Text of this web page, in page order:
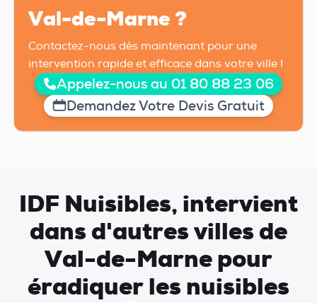
Val-de-Marne ?
Contactez-nous dès maintenant pour une
intervention rapide et efficace dans votre ville !
Appelez-nous au 01 80 88 23 06
Demandez Votre Devis Gratuit
IDF Nuisibles, intervient
dans d'autres villes de
Val-de-Marne pour
éradiquer les nuisibles